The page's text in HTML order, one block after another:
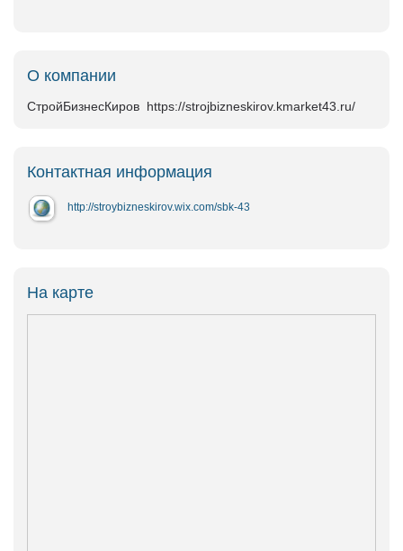
О компании
СтройБизнесКиров https://strojbizneskirov.kmarket43.ru/
Контактная информация
http://stroybizneskirov.wix.com/sbk-43
На карте